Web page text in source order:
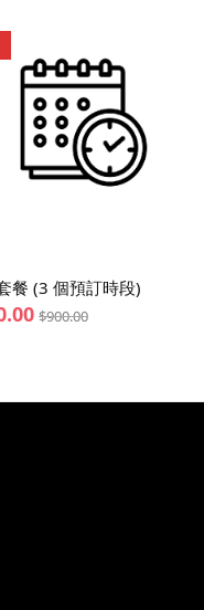
餐 (3 個預訂時段)
$900.00